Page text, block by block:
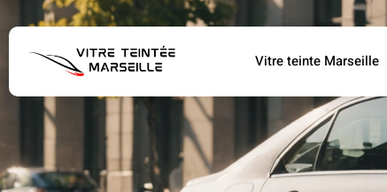
Vitre teinte Marseille